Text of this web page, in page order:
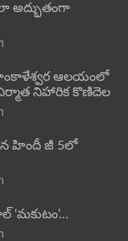
అద్భుతంగా
ఆలయంలో
నిహారిక కొణిదెల
న హిందీ జీ 5లో
‘మకుటం’…